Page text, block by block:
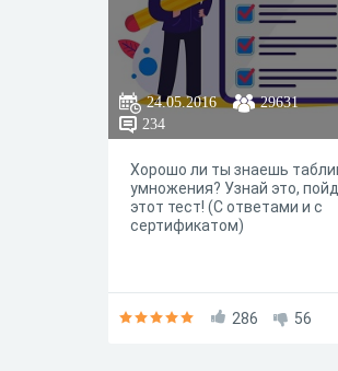
24.05.2016
29631
234
Хорошо ли ты знаешь
умножения? Узнай это,
этот тест! (С ответами и с
сертификатом)
286 56